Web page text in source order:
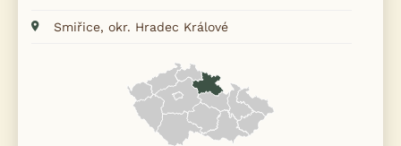
Smiřice, okr. Hradec Králové